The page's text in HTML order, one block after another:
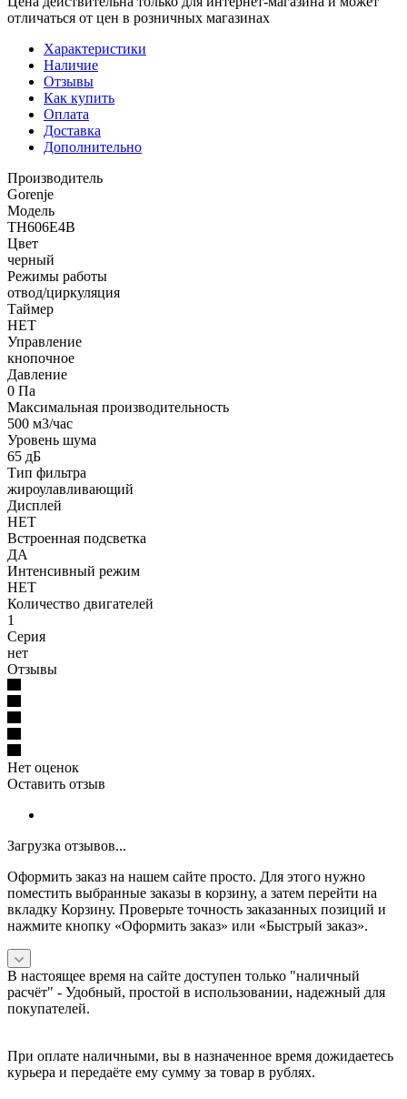
отличаться от цен в розничных магазинах
Характеристики
Наличие
Отзывы
Как купить
Оплата
Доставка
Дополнительно
Производитель
Gorenje
Модель
TH606E4B
Цвет
черный
Режимы работы
отвод/циркуляция
Таймер
НЕТ
Управление
кнопочное
Давление
0 Па
Максимальная производительность
500 м3/час
Уровень шума
65 дБ
Тип фильтра
жироулавливающий
Дисплей
НЕТ
Встроенная подсветка
ДА
Интенсивный режим
НЕТ
Количество двигателей
1
Серия
нет
Отзывы
Нет оценок
Оставить отзыв
Загрузка отзывов...
Оформить заказ на нашем сайте просто. Для этого нужно
поместить выбранные заказы в корзину, а затем перейти на
вкладку Корзину. Проверьте точность заказанных позиций и
нажмите кнопку «Оформить заказ» или «Быстрый заказ».
В настоящее время на сайте доступен только "наличный
расчёт" - Удобный, простой в использовании, надежный для
покупателей.
При оплате наличными, вы в назначенное время дожидаетесь
курьера и передаёте ему сумму за товар в рублях.